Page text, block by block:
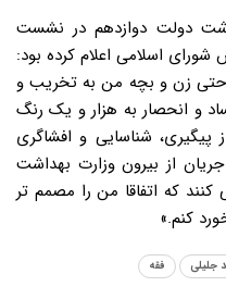
دولت دوازدهم در نشست
اسلامی اعلام کرده بود:
حتی زن و بچه من به تخریب و
و انحصار به هزار و یک رنگ
پیگیری، شناسایی و افشاگری
از بیرون وزارت بهداشت
که اتفاقا من را مصمم تر
کنم.»
جلیلی فقه